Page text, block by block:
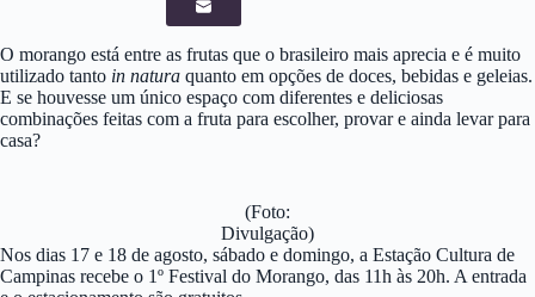
O morango está entre as frutas que o brasileiro mais aprecia e é muito
utilizado tanto in natura quanto em opções de doces, bebidas e geleias.
E se houvesse um único espaço com diferentes e deliciosas
combinações feitas com a fruta para escolher, provar e ainda levar para
casa?
(Foto:
Divulgação)
Nos dias 17 e 18 de agosto, sábado e domingo, a Estação Cultura de
Campinas recebe o 1º Festival do Morango, das 11h às 20h. A entrada